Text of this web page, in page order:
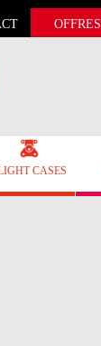
OFFRES
CASES